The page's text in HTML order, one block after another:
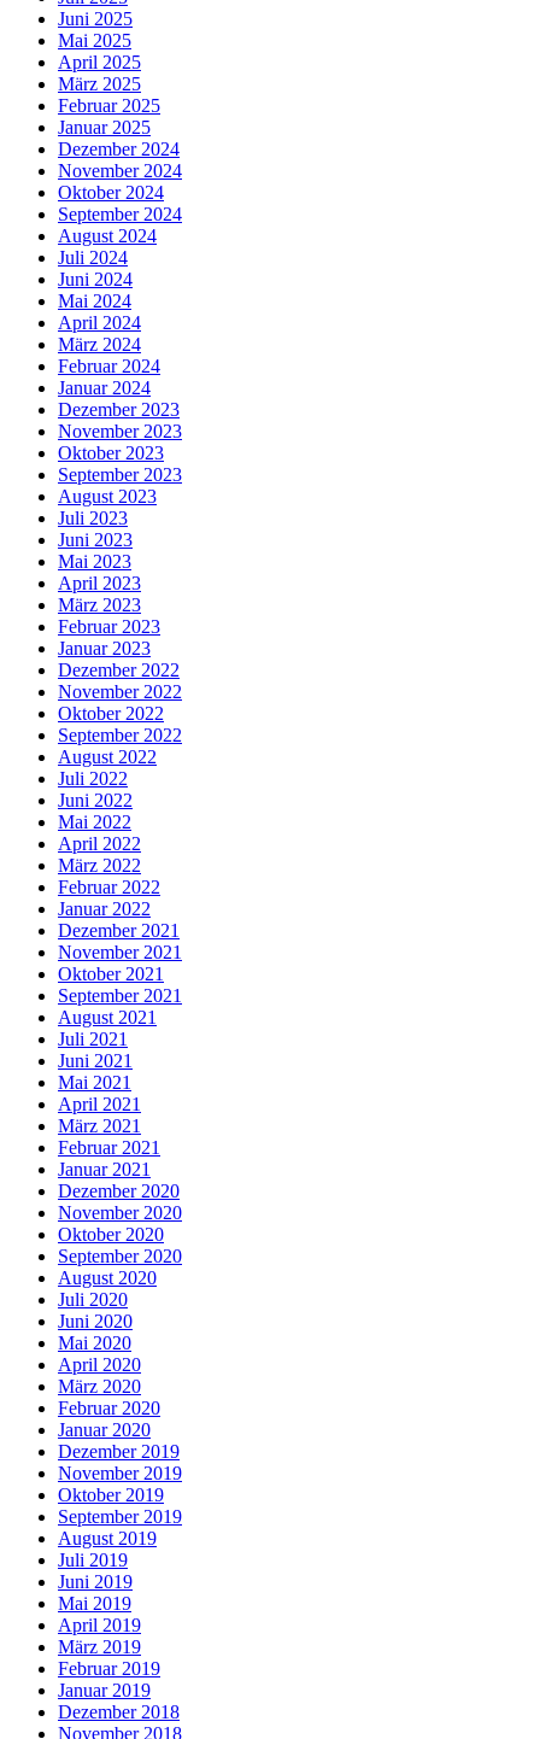
Juni 2025
Mai 2025
April 2025
März 2025
Februar 2025
Januar 2025
Dezember 2024
November 2024
Oktober 2024
September 2024
August 2024
Juli 2024
Juni 2024
Mai 2024
April 2024
März 2024
Februar 2024
Januar 2024
Dezember 2023
November 2023
Oktober 2023
September 2023
August 2023
Juli 2023
Juni 2023
Mai 2023
April 2023
März 2023
Februar 2023
Januar 2023
Dezember 2022
November 2022
Oktober 2022
September 2022
August 2022
Juli 2022
Juni 2022
Mai 2022
April 2022
März 2022
Februar 2022
Januar 2022
Dezember 2021
November 2021
Oktober 2021
September 2021
August 2021
Juli 2021
Juni 2021
Mai 2021
April 2021
März 2021
Februar 2021
Januar 2021
Dezember 2020
November 2020
Oktober 2020
September 2020
August 2020
Juli 2020
Juni 2020
Mai 2020
April 2020
März 2020
Februar 2020
Januar 2020
Dezember 2019
November 2019
Oktober 2019
September 2019
August 2019
Juli 2019
Juni 2019
Mai 2019
April 2019
März 2019
Februar 2019
Januar 2019
Dezember 2018
November 2018